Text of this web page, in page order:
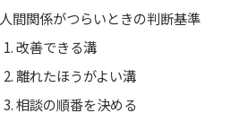
人間関係がつらいときの判断基準
改善できる溝
離れたほうがよい溝
相談の順番を決める